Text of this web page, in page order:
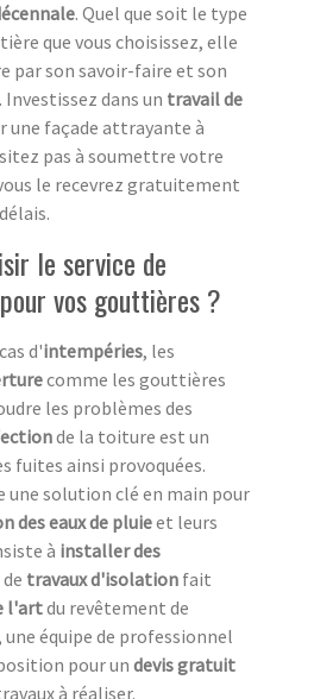
. Quel que soit le type
que vous choisissez, elle
par son savoir-faire et son
dans un travail de
une façade attrayante à
pas à soumettre votre
le recevrez gratuitement
le service de
vos gouttières ?
d'intempéries, les
comme les gouttières
les problèmes des
de la toiture est un
fuites ainsi provoquées.
une solution clé en main pour
des eaux de pluieet leurs
à installer des
travaux d'isolation fait
l'artdu revêtement de
une équipe de professionnel
pour un devis gratuit
à réaliser.